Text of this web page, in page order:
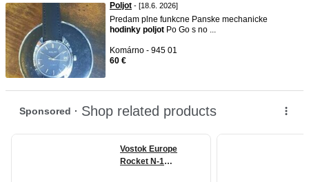
Poljot - [18.6. 2026]
Predam plne funkcne Panske mechanicke
hodinky poljot Po Go s no ...
Komárno - 945 01
60 €